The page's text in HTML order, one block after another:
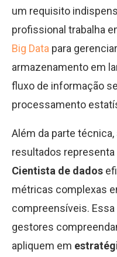
um requisito
profissional trabalha
Big Data para
armazenamento em
fluxo de informação
processamento
Além da parte
resultados representa
Cientista de dados
métricas complexas
compreensíveis.
gestores
apliquem em